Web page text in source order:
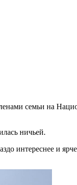
семьи на
ничьей.
интереснее и